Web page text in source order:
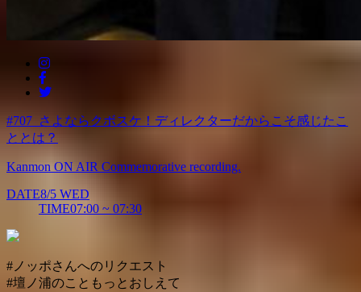
#707_さよならクボスケ！ディレクターだからこそ感じたこ
ととは？
Kanmon ON AIR Commemorative recording.
DATE8/5 WED
TIME07:00 ~ 07:30
#ノッポさんへのリクエスト
#壇ノ浦のこともっとおしえて